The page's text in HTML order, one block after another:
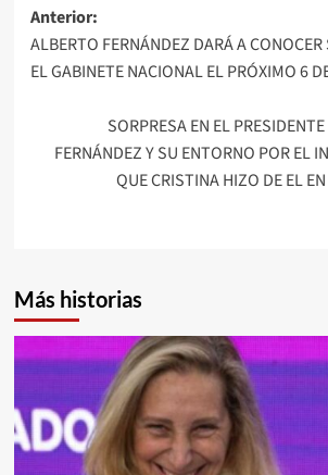
Navegación
de
Anterior:
ALBERTO FERNÁNDEZ DARÁ A
EL GABINETE NACIONAL EL PRÓXIMO 6
SORPRESA EN EL
FERNÁNDEZ Y SU ENTORNO POR EL
QUE CRISTINA HIZO DE EL
Más historias